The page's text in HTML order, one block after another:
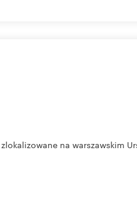
na warszawskim